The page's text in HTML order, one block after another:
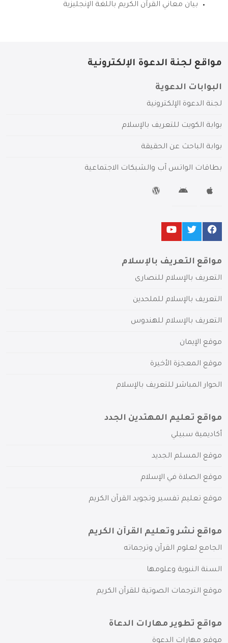
بيان معاني القرآن الكريم باللغة الإنجليزية
مواقع لجنة الدعوة الإلكترونية
البوابات الدعوية
لجنة الدعوة الإلكترونية
بوابة الكويت للتعريف بالإسلام
بوابة الباحث عن الحقيقة
بطاقات الواتس آب والشبكات الاجتماعية
مواقع التعريف بالإسلام
التعريف بالإسلام للنصارى
التعريف بالإسلام للملحدين
التعريف بالإسلام للهندوس
موقع الإيمان
موقع المعجزة الأخيرة
الحوار المباشر للتعريف بالإسلام
مواقع تعليم المهتدين الجدد
أكاديمية سبيلي
موقع المسلم الجديد
موقع الصلاة في الإسلام
موقع تعليم تفسير وتجويد القرآن الكريم
مواقع نشر وتعليم القرآن الكريم
الجامع لعلوم القرآن وترجماته
السنة النبوية وعلومها
موقع الترجمات الصوتية للقرآن الكريم
مواقع تطوير مهارات الدعاة
موقع مهارات الدعوة